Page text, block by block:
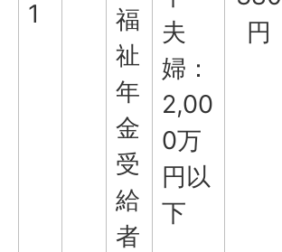
1
夫
婦：
2,00
0万
円以
下
円
福
祉
年
金
受
給
者